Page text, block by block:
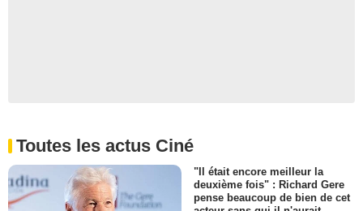
Toutes les actus Ciné
"Il était encore meilleur la
deuxième fois" : Richard Gere
pense beaucoup de bien de cet